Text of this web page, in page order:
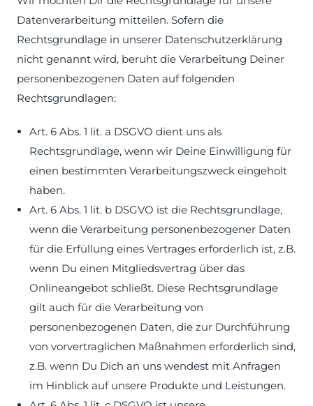
Datenverarbeitung mitteilen. Sofern die
Rechtsgrundlage in unserer Datenschutzerklärung
nicht genannt wird, beruht die Verarbeitung Deiner
personenbezogenen Daten auf folgenden
Rechtsgrundlagen:
Art. 6 Abs. 1 lit. a DSGVO dient uns als
Rechtsgrundlage, wenn wir Deine Einwilligung für
einen bestimmten Verarbeitungszweck eingeholt
haben.
Art. 6 Abs. 1 lit. b DSGVO ist die Rechtsgrundlage,
wenn die Verarbeitung personenbezogener Daten
für die Erfüllung eines Vertrages erforderlich ist, z.B.
wenn Du einen Mitgliedsvertrag über das
Onlineangebot schließt. Diese Rechtsgrundlage
gilt auch für die Verarbeitung von
personenbezogenen Daten, die zur Durchführung
von vorvertraglichen Maßnahmen erforderlich sind,
z.B. wenn Du Dich an uns wendest mit Anfragen
im Hinblick auf unsere Produkte und Leistungen.